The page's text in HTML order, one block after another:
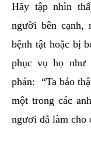
Hãy tập nhìn
người bên cạnh,
bệnh tật hoặc bị
phục vụ họ như
phán: “Ta bảo
một trong các
ngươi đã làm cho